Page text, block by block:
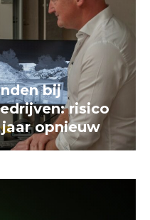
bij
risico
opnieuw